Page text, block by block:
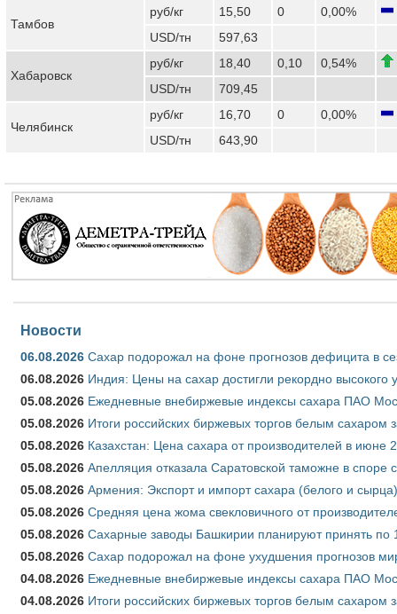
Тамбов
руб/кг 15,50 0
0,00%
USD/тн
597,63
Хабаровск
руб/кг 18,40 0,10
0,54%
USD/тн
709,45
Челябинск
руб/кг 16,70 0
0,00%
USD/тн
643,90
Новости
06.08.2026 Сахар подорожал на фоне прогнозов дефицита в
06.08.2026 Индия: Цены на сахар достигли рекордно высокого
05.08.2026 Ежедневные внебиржевые индексы сахара ПАО
05.08.2026 Итоги российских биржевых торгов белым сахаром
05.08.2026 Казахстан: Цена сахара от производителей в июне
05.08.2026 Апелляция отказала Саратовской таможне в
05.08.2026 Армения: Экспорт и импорт сахара (белого и
05.08.2026 Средняя цена жома свекловичного от
05.08.2026 Сахарные заводы Башкирии планируют принять по
05.08.2026 Сахар подорожал на фоне ухудшения прогнозов
04.08.2026 Ежедневные внебиржевые индексы сахара ПАО
04.08.2026 Итоги российских биржевых торгов белым сахаром